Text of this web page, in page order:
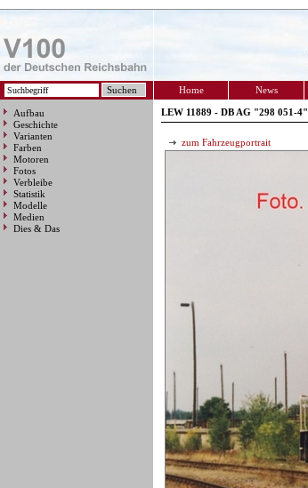
Home News
Aufbau
Geschichte
Varianten
Farben
Motoren
Fotos
Verbleibe
Statistik
Modelle
Medien
Dies & Das
LEW 11889 - DB AG "298 051-4"
zum Fahrzeugportrait